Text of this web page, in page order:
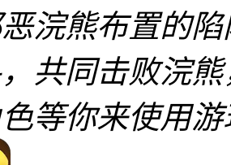
浣熊布置的
共同击败浣
等你来使用